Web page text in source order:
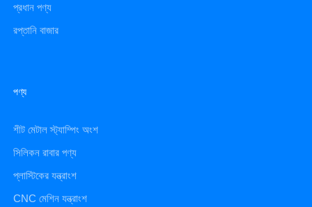
প্রধান পণ্য
রপ্তানি বাজার
পণ্য
শীট মেটাল স্ট্যাম্পিং অংশ
সিলিকন রাবার পণ্য
প্লাস্টিকের যন্ত্রাংশ
CNC মেশিন যন্ত্রাংশ